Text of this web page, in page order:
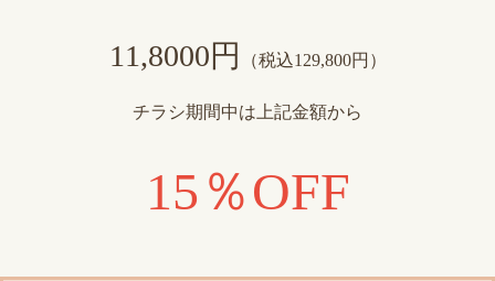
11,8000円 （税込129,800円）
チラシ期間中は上記金額から
15％OFF